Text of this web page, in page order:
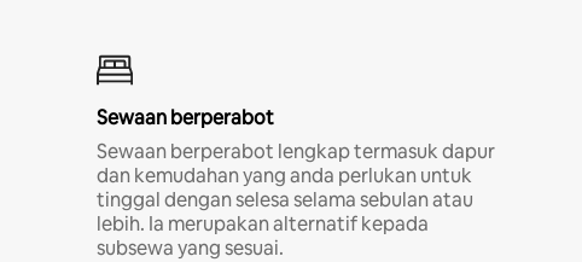
Sewaan berperabot
Sewaan berperabot lengkap termasuk dapur
dan kemudahan yang anda perlukan untuk
tinggal dengan selesa selama sebulan atau
lebih. Ia merupakan alternatif kepada
subsewa yang sesuai.